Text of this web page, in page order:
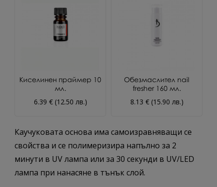
Киселинен праймер 10
мл.
6.39 € (12.50 лв.)
Обезмаслител nail
fresher 160 мл.
8.13 € (15.90 лв.)
Каучуковата основа има самоизравняващи се
свойства и се полимеризира напълно за 2
минути в UV лампа или за 30 секунди в UV/LED
лампа при нанасяне в тънък слой.